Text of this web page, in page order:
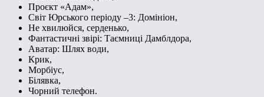
Проєкт «Адам»,
Світ Юрського періоду –3: Домініон,
Не хвилюйся, серденько,
Фантастичні звірі: Таємниці Дамблдора,
Аватар: Шлях води,
Крик,
Морбіус,
Білявка,
Чорний телефон.